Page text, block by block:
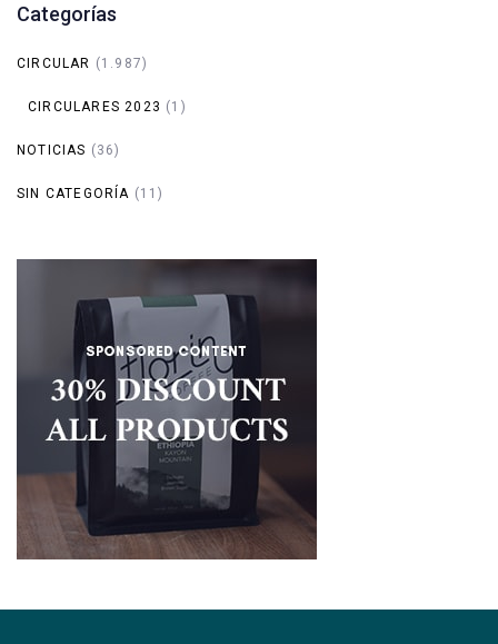
Categorías
CIRCULAR (1.987)
CIRCULARES 2023 (1)
NOTICIAS (36)
SIN CATEGORÍA (11)